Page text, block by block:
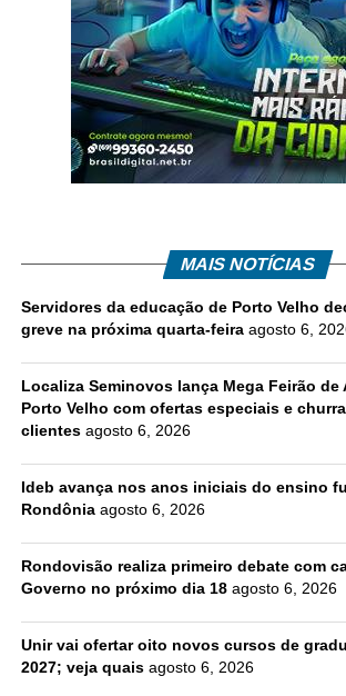
MAIS NOTÍCIAS
Servidores da educação de Porto Velho
greve na próxima quarta-feira agosto 6,
Localiza Seminovos lança Mega Feirão de
Porto Velho com ofertas especiais e
clientes agosto 6, 2026
Ideb avança nos anos iniciais do ensino
Rondônia agosto 6, 2026
Rondovisão realiza primeiro debate com
Governo no próximo dia 18 agosto 6, 2026
Unir vai ofertar oito novos cursos de
2027; veja quais agosto 6, 2026